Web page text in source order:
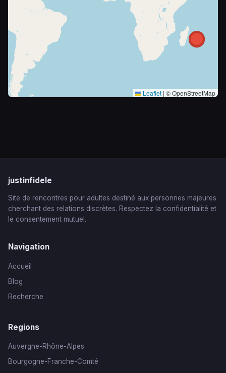
Leaflet | © OpenStreetMap
justinfidele
Site de rencontres pour adultes destiné aux personnes majeures
cherchant des relations discrètes. Respectez la confidentialité et
le consentement mutuel.
Navigation
Accueil
Blog
Recherche
Regions
Auvergne-Rhône-Alpes
Bourgogne-Franche-Comté